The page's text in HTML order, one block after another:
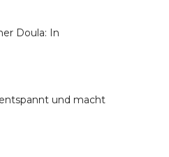
Doula: In
und macht